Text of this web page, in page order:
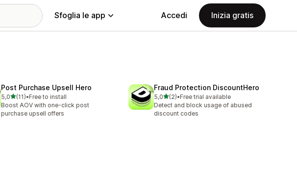
Sfoglia le app Accedi Inizia gratis
Post Purchase Upsell Hero
5,0stelle su 5
(11)
11 recensioni totali
•Free to install
Boost AOV with one-click post
purchase upsell offers
Fraud Protection DiscountHero
5,0stelle su 5
(2)
2 recensioni totali
•Free trial available
Detect and block usage of abused
discount codes